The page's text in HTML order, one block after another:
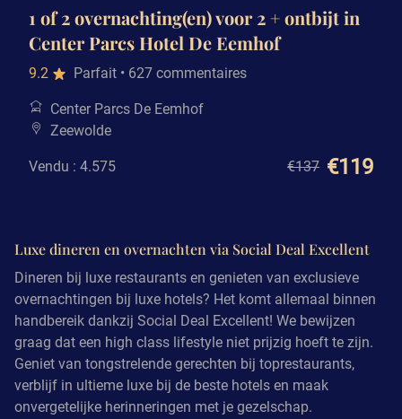
1 of 2 overnachting(en) voor 2 + ontbijt in
Center Parcs Hotel De Eemhof
9.2 Parfait • 627 commentaires
Center Parcs De Eemhof
Zeewolde
Vendu : 4.575 €137 €119
Luxe dineren en overnachten via Social Deal Excellent
Dineren bij luxe restaurants en genieten van exclusieve
overnachtingen bij luxe hotels? Het komt allemaal binnen
handbereik dankzij Social Deal Excellent! We bewijzen
graag dat een high class lifestyle niet prijzig hoeft te zijn.
Geniet van tongstrelende gerechten bij toprestaurants,
verblijf in ultieme luxe bij de beste hotels en maak
onvergetelijke herinneringen met je gezelschap.